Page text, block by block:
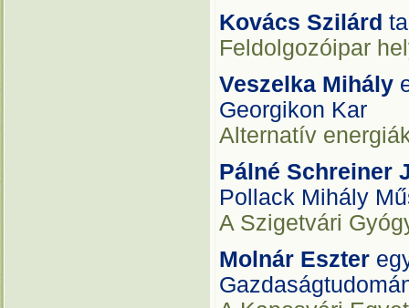
Kovács Szilárd
Feldolgozóipar
Veszelka Mihály
Georgikon Kar
Alternatív
Pálné Schreiner
Pollack Mihály
A Szigetvári
Molnár Eszter